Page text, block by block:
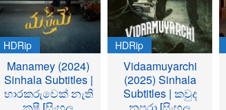
HDRip
Manamey (2024)
Sinhala Subtitles |
භාරකරුවෙක් නැති
කුෂී [සිංහල
HDRip
Vidaamuyarchi
(2025) Sinhala
Subtitles | කවුද
නපුරා [සිංහල